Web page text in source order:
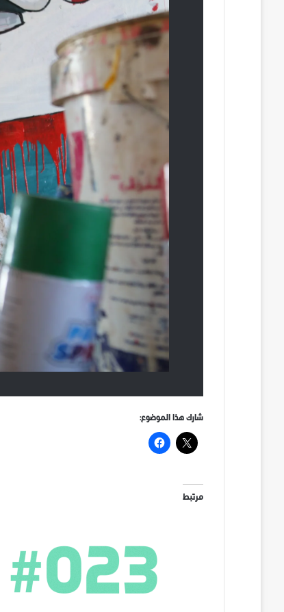
شارك هذا الموضوع:
مرتبط